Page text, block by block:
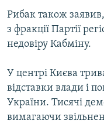
Рибак також
з фракції Партії
недовіру Кабміну.
У центрі Києва
відставки влади і
України. Тисячі
вимагаючи